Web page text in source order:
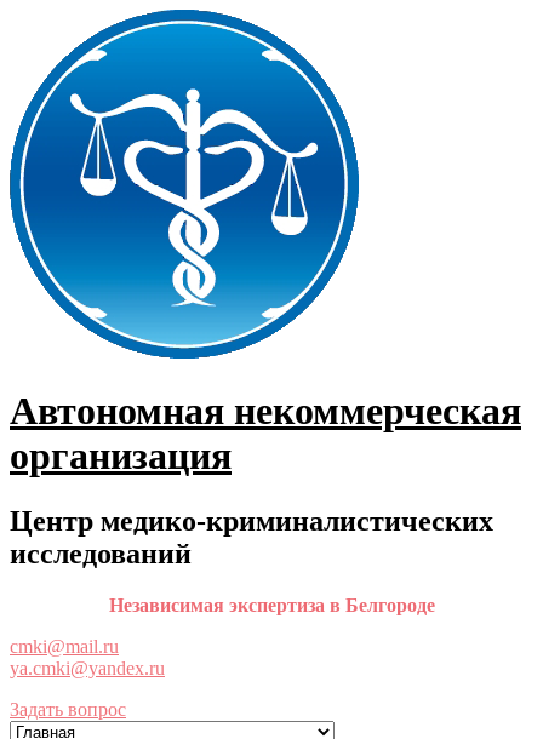
содержимому
Автономная некоммерческая
организация
Центр медико-криминалистических
исследований
Независимая экспертиза в Белгороде
cmki@mail.ru
ya.cmki@yandex.ru
Задать вопрос